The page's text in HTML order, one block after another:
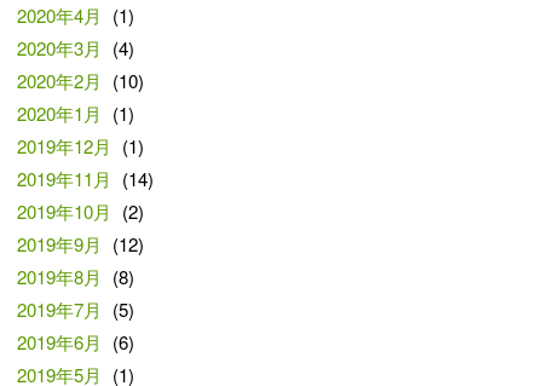
2020年4月
(1)
2020年3月
(4)
2020年2月
(10)
2020年1月
(1)
2019年12月
(1)
2019年11月
(14)
2019年10月
(2)
2019年9月
(12)
2019年8月
(8)
2019年7月
(5)
2019年6月
(6)
2019年5月
(1)